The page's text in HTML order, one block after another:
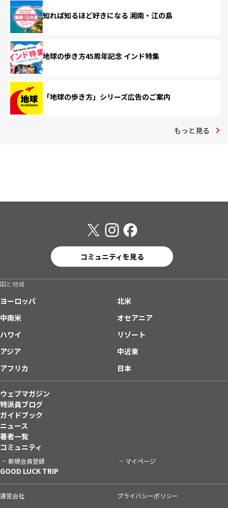
知れば知るほど好きになる 湘南・江の島
地球の歩き方45周年記念 インド特集
「地球の歩き方」シリーズ広告のご案内
もっと見る
コミュニティを見る
国と地域
ヨーロッパ
北米
中南米
オセアニア
ハワイ
リゾート
アジア
中近東
アフリカ
日本
ウェブマガジン
特派員ブログ
ガイドブック
ニュース
著者一覧
コミュニティ
新規会員登録 マイページ
GOOD LUCK TRIP
運営会社
プライバシーポリシー